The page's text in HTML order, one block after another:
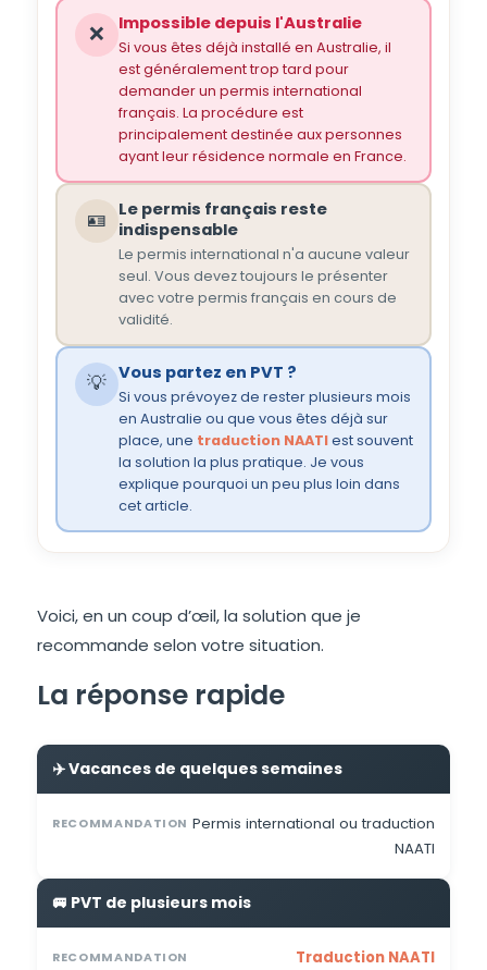
❌ Impossible depuis l'Australie
Si vous êtes déjà installé en Australie, il
est généralement trop tard pour
demander un permis international
français. La procédure est
principalement destinée aux personnes
ayant leur résidence normale en France.
🪪
Le permis français reste
indispensable
Le permis international n'a aucune valeur
seul. Vous devez toujours le présenter
avec votre permis français en cours de
validité.
💡 Vous partez en PVT ?
Si vous prévoyez de rester plusieurs mois
en Australie ou que vous êtes déjà sur
place, une traduction NAATIest souvent
la solution la plus pratique. Je vous
explique pourquoi un peu plus loin dans
cet article.
Voici, en un coup d’œil, la solution que je
recommande selon votre situation.
La réponse rapide
✈️ Vacances de quelques semaines
RECOMMANDATION Permis international ou traduction
NAATI
🚐 PVT de plusieurs mois
RECOMMANDATION
Traduction NAATI